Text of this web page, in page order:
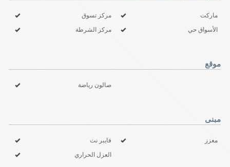
مركز تسوق
ماركت
مركز الشرطة
الأسواق حي
موقع
صالون رياضة
مبنى
فايبر نت
معزز
العزل الحراري